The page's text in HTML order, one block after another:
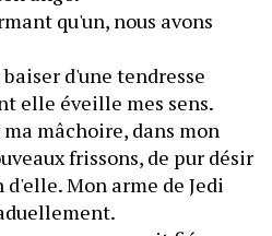
qu'un, nous avons
d'une tendresse
elle éveille mes sens.
ma mâchoire, dans mon
frissons, de pur désir
Mon arme de Jedi